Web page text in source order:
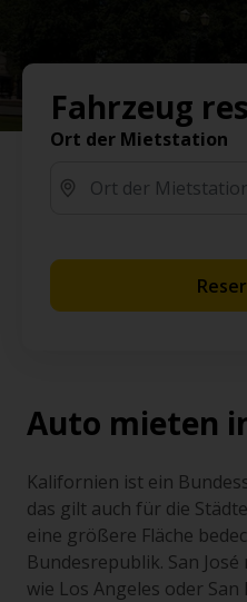
Fahrzeug
Ort der Mietstation
Auto mieten
Kalifornien ist ein
das gilt auch für die
eine größere Fläche
Bundesrepublik. San
wie Los Angeles oder San